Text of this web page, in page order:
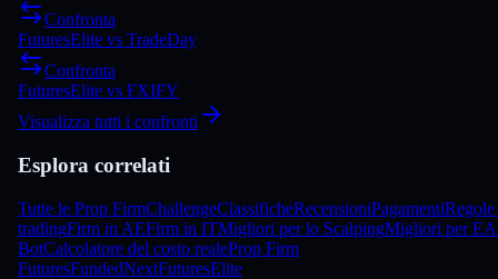
Confronta
FuturesElite vs TradeDay
Confronta
FuturesElite vs FXIFY
Visualizza tutti i confronti
Esplora correlati
Tutte le Prop FirmChallengeClassificheRecensioniPagamenti
tradingFirm in AEFirm in ITMigliori per lo ScalpingMigliori per EA
BotCalcolatore del costo realeProp Firm
FuturesFundedNextFuturesElite